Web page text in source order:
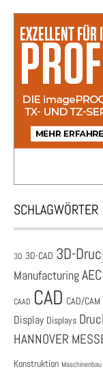
SCHLAGWÖRTER
3D 3D-CAD 3D-
ManufacturingAEC
CAAD CAD CAD/CAM
Display Displays
HANNOVER
Konstruktion Maschinenbau